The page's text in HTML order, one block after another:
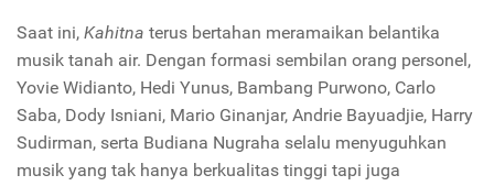
Saat ini, Kahitna terus bertahan meramaikan belantika
musik tanah air. Dengan formasi sembilan orang personel,
Yovie Widianto, Hedi Yunus, Bambang Purwono, Carlo
Saba, Dody Isniani, Mario Ginanjar, Andrie Bayuadjie, Harry
Sudirman, serta Budiana Nugraha selalu menyuguhkan
musik yang tak hanya berkualitas tinggi tapi juga